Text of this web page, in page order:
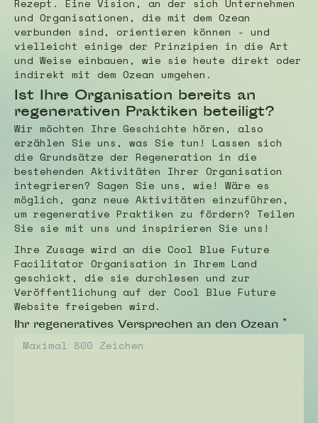
Rezept. Eine Vision, an der sich Unternehmen
und Organisationen, die mit dem Ozean
verbunden sind, orientieren können - und
vielleicht einige der Prinzipien in die Art
und Weise einbauen, wie sie heute direkt oder
indirekt mit dem Ozean umgehen.
Ist Ihre Organisation bereits an
regenerativen Praktiken beteiligt?
Wir möchten Ihre Geschichte hören, also
erzählen Sie uns, was Sie tun! Lassen sich
die Grundsätze der Regeneration in die
bestehenden Aktivitäten Ihrer Organisation
integrieren? Sagen Sie uns, wie! Wäre es
möglich, ganz neue Aktivitäten einzuführen,
um regenerative Praktiken zu fördern? Teilen
Sie sie mit uns und inspirieren Sie uns!
Ihre Zusage wird an die Cool Blue Future
Facilitator Organisation in Ihrem Land
geschickt, die sie durchlesen und zur
Veröffentlichung auf der Cool Blue Future
Website freigeben wird.
Ihr regeneratives Versprechen an den Ozean *